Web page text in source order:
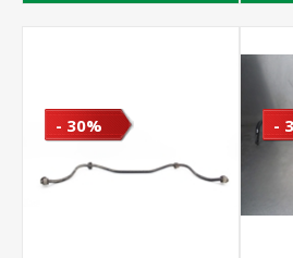
- 30% -